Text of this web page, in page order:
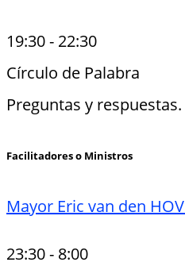
19:30- 22:30
Círculo de Palabra
Preguntas y
Facilitadores o Ministros
Mayor Eric van den
23:30- 8:00